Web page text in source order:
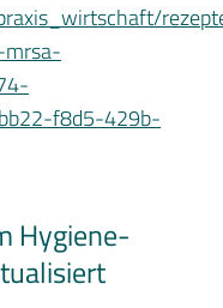
mrsa-
f8d5-429b-
Hygiene-